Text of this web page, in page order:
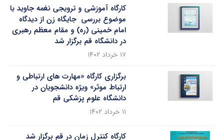
کارگاه آموزشی و ترویجی نغمه جاوید با
موضوع بررسی جایگاه زن از دیدگاه
امام خمینی (ره) و مقام معظم رهبری
در دانشگاه قم برگزار شد
۱۷ خرداد ۱۴۰۲
برگزاری کارگاه «مهارت های ارتباطی و
ارتباط موثر» وی‍ژه دانشجویان در
دانشگاه علوم پزشکی قم
۱۱ خرداد ۱۴۰۲
کارگاه کنترل زمان در قم برگزار شد